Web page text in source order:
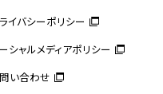
イバシーポリシー
シャルメディアポリシー
い合わせ